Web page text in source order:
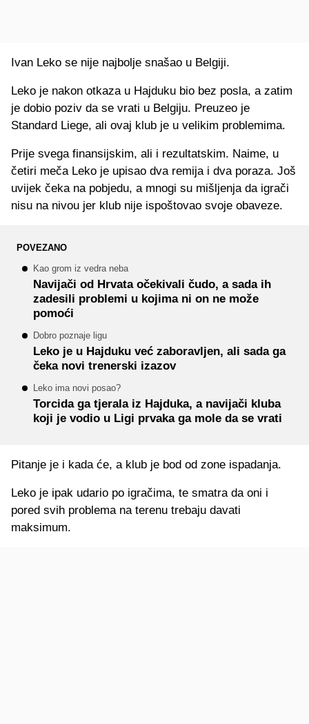
Ivan Leko se nije najbolje snašao u Belgiji.
Leko je nakon otkaza u Hajduku bio bez posla, a zatim
je dobio poziv da se vrati u Belgiju. Preuzeo je
Standard Liege, ali ovaj klub je u velikim problemima.
Prije svega finansijskim, ali i rezultatskim. Naime, u
četiri meča Leko je upisao dva remija i dva poraza. Još
uvijek čeka na pobjedu, a mnogi su mišljenja da igrači
nisu na nivou jer klub nije ispoštovao svoje obaveze.
POVEZANO
Kao grom iz vedra neba
Navijači od Hrvata očekivali čudo, a sada ih
zadesili problemi u kojima ni on ne može
pomoći
Dobro poznaje ligu
Leko je u Hajduku već zaboravljen, ali sada ga
čeka novi trenerski izazov
Leko ima novi posao?
Torcida ga tjerala iz Hajduka, a navijači kluba
koji je vodio u Ligi prvaka ga mole da se vrati
Pitanje je i kada će, a klub je bod od zone ispadanja.
Leko je ipak udario po igračima, te smatra da oni i
pored svih problema na terenu trebaju davati
maksimum.